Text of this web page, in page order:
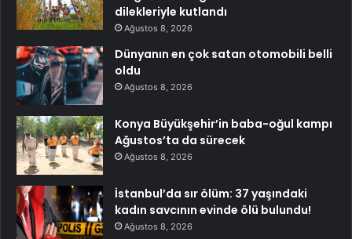
dilekleriyle kutlandı
Ağustos 8, 2026
Dünyanın en çok satan otomobili belli
oldu
Ağustos 8, 2026
Konya Büyükşehir’in baba-oğul kampı
Ağustos’ta da sürecek
Ağustos 8, 2026
İstanbul’da sır ölüm: 37 yaşındaki
kadın savcının evinde ölü bulundu!
Ağustos 8, 2026